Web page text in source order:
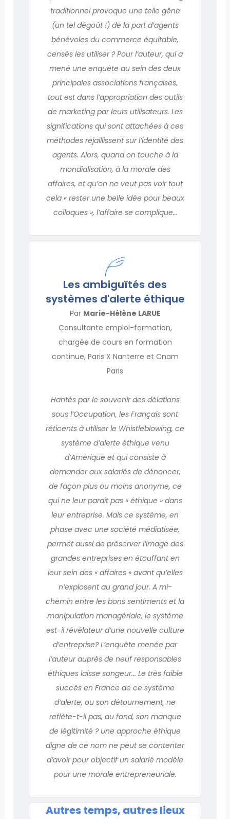
traditionnel provoque une telle gêne
(un tel dégoût !) de la part d’agents
bénévoles du commerce équitable,
censés les utiliser ? Pour l’auteur, qui a
mené une enquête au sein des deux
principales associations françaises,
tout est dans l’appropriation des outils
de marketing par leurs utilisateurs. Les
significations qui sont attachées à ces
méthodes rejaillissent sur l’identité des
agents. Alors, quand on touche à la
mondialisation, à la morale des
affaires, et qu’on ne veut pas voir tout
cela « rester une belle idée pour beaux
colloques », l’affaire se complique…
Les ambiguïtés des
systèmes d'alerte éthique
Par Marie-Hélène LARUE
Consultante emploi-formation,
chargée de cours en formation
continue, Paris X Nanterre et Cnam
Paris
Hantés par le souvenir des délations
sous l’Occupation, les Français sont
réticents à utiliser le Whistleblowing, ce
système d’alerte éthique venu
d’Amérique et qui consiste à
demander aux salariés de dénoncer,
de façon plus ou moins anonyme, ce
qui ne leur paraît pas « éthique » dans
leur entreprise. Mais ce système, en
phase avec une société médiatisée,
permet aussi de préserver l’image des
grandes entreprises en étouffant en
leur sein des « affaires » avant qu’elles
n’explosent au grand jour. A mi-
chemin entre les bons sentiments et la
manipulation managériale, le système
est-il révélateur d’une nouvelle culture
d’entreprise? L’enquête menée par
l’auteur auprès de neuf responsables
éthiques laisse songeur... Le très faible
succès en France de ce système
d’alerte, ou son détournement, ne
reflète-t-il pas, au fond, son manque
de légitimité ? Une approche éthique
digne de ce nom ne peut se contenter
d’avoir pour objectif un salarié modèle
pour une morale entrepreneuriale.
Autres temps, autres lieux